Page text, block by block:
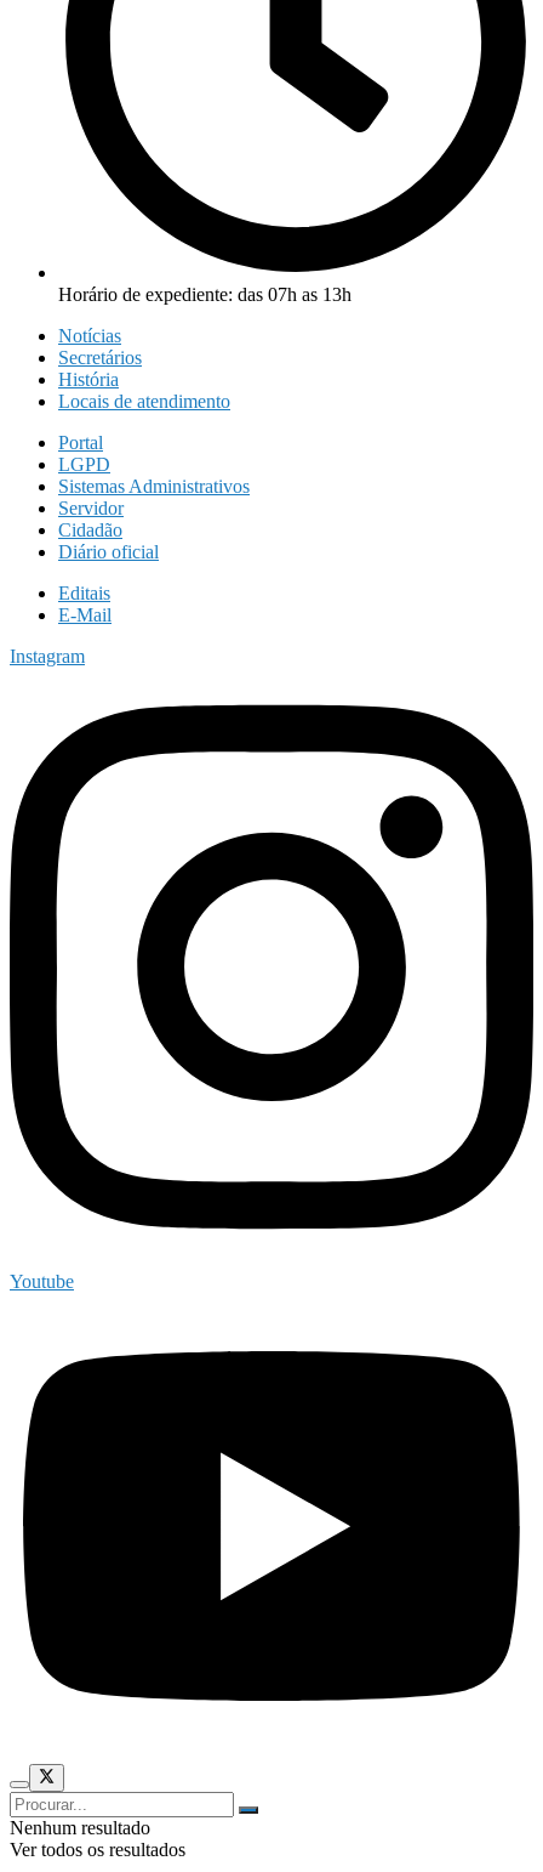
Horário de expediente: das 07h as 13h
Notícias
Secretários
História
Locais de atendimento
Portal
LGPD
Sistemas Administrativos
Servidor
Cidadão
Diário oficial
Editais
E-Mail
Instagram
Youtube
Nenhum resultado
Ver todos os resultados